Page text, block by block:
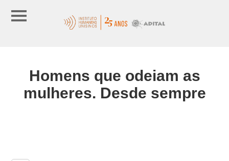
Homens que odeiam as
mulheres. Desde sempre